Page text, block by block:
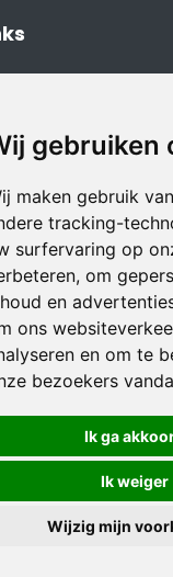
gebruiken
maken gebruik
tracking-
surfervaring op
om
en
ons
en om te
bezoekers
Ik ga
Ik weiger
Wijzig mijn
website
|
online betalen met